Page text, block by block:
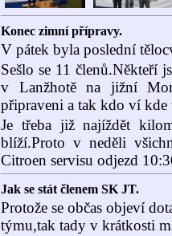
Konec zimní přípravy.
V pátek byla poslední
Sešlo se 11 členů.Někteří
v Lanžhotě na jižní
připraveni a tak kdo ví kde
Je třeba již najíždět
blíží.Proto v neděli
Citroen servisu odjezd
Jak se stát členem SK JT.
Protože se občas objeví
týmu,tak tady v krátkosti